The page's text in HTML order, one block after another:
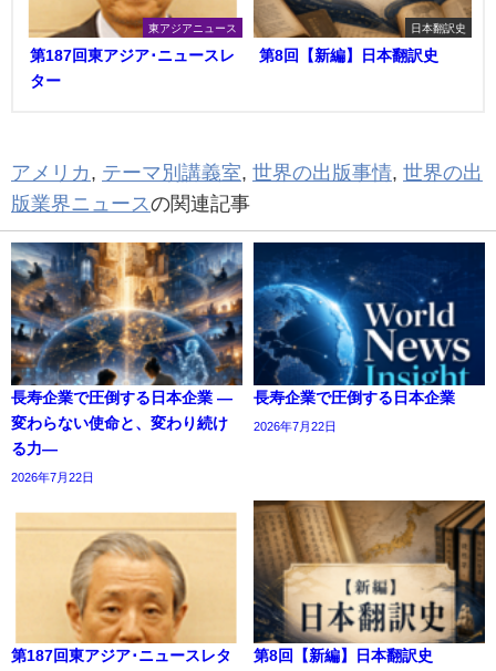
東アジアニュース
第187回東アジア･ニュースレ
ター
日本翻訳史
第8回【新編】日本翻訳史
アメリカ テーマ別講義室 世界の出版事情 世界の出
版業界ニュース の関連記事
長寿企業で圧倒する日本企業 ―
変わらない使命と、変わり続け
る力―
2026年7月22日
長寿企業で圧倒する日本企業
2026年7月22日
第187回東アジア･ニュースレタ
第8回【新編】日本翻訳史